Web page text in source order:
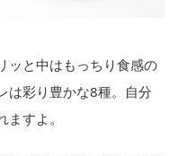
ッと中はもっちり食感の
は彩り豊かな8種。自分
すよ。